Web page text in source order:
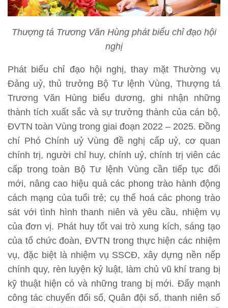
Thượng tá Trương Văn Hùng phát biểu chỉ đạo hội
nghị
Phát biểu chỉ đạo hội nghị, thay mặt Thường vụ
Đảng uỷ, thủ trưởng Bộ Tư lệnh Vùng, Thượng tá
Trương Văn Hùng biểu dương, ghi nhận những
thành tích xuất sắc và sự trưởng thành của cán bộ,
ĐVTN toàn Vùng trong giai đoạn 2022 – 2025. Đồng
chí Phó Chính uỷ Vùng đề nghị cấp uỷ, cơ quan
chính trị, người chỉ huy, chính uỷ, chính trị viên các
cấp trong toàn Bộ Tư lệnh Vùng cần tiếp tục đổi
mới, nâng cao hiệu quả các phong trào hành động
cách mạng của tuổi trẻ; cụ thể hoá các phong trào
sát với tình hình thanh niên và yêu cầu, nhiệm vụ
của đơn vị. Phát huy tốt vai trò xung kích, sáng tạo
của tổ chức đoàn, ĐVTN trong thực hiện các nhiệm
vụ, đặc biệt là nhiệm vụ SSCĐ, xây dựng nền nếp
chính quy, rèn luyện kỷ luật, làm chủ vũ khí trang bị
kỹ thuật hiện có và những trang bị mới. Đẩy mạnh
công tác chuyển đổi số, Quân đội số, thanh niên số